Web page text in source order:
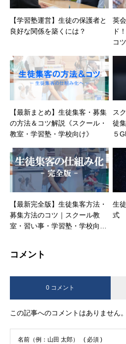
【学習塾運営】生徒の保護者と
良好な関係を築くには？
英
ド
コ
【最新まとめ】生徒集客・募集
の方法＆コツ解説《スクール・
教室・学習塾・学校向け》
ス
徒
５
【最新完全版】生徒集客方法・
募集方法のコツ｜スクール教
室・習い事・学習塾・学校向け
生
式
コメント
0 コメント
この記事へのコメントはありません。
名前（例：山田 太郎） ( 必須 )